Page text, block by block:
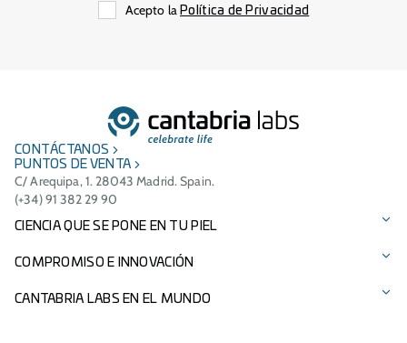
Acepto laPolítica de Privacidad
CONTÁCTANOS
PUNTOS DE VENTA
C/ Arequipa, 1. 28043 Madrid. Spain.
(+34) 91 382 29 90
CIENCIA QUE SE PONE EN TU PIEL
Protección solar
Cuidado facial
COMPROMISO E INNOVACIÓN
Tecnologías patentadas
CANTABRIA LABS EN EL MUNDO